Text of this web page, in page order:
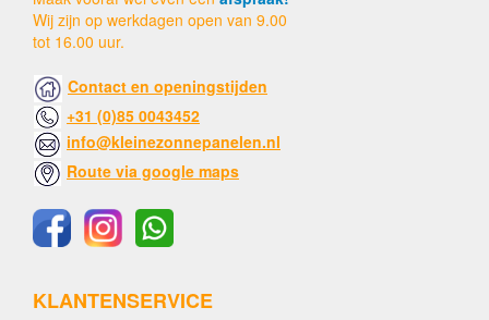
Wij zijn op werkdagen open van 9.00
tot 16.00 uur.
Contact en openingstijden
+31 (0)85 0043452
info@kleinezonnepanelen.nl
Route via google maps
KLANTENSERVICE